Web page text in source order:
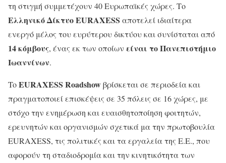
τη στιγμή συμμετέχουν 40 Ευρωπαϊκές χώρες. Το
Ελληνικό Δίκτυο EURAXESS αποτελεί ιδιαίτερα
ενεργό μέλος του ευρύτερου δικτύου και συνίσταται από
14 κόμβους, ένας εκ των οποίων είναι το Πανεπιστήμιο
Ιωαννίνων.
ToEURAXESS Roadshowβρίσκεται σε περιοδεία και
πραγματοποιεί επισκέψεις σε 35 πόλεις σε 16 χώρες, με
στόχο την ενημέρωση και ευαισθητοποίηση φοιτητών,
ερευνητών και οργανισμών σχετικά μα την πρωτοβουλία
EURAXESS, τις πολιτικές και τα εργαλεία της Ε.Ε., που
αφορούν τη σταδιοδρομία και την κινητικότητα των